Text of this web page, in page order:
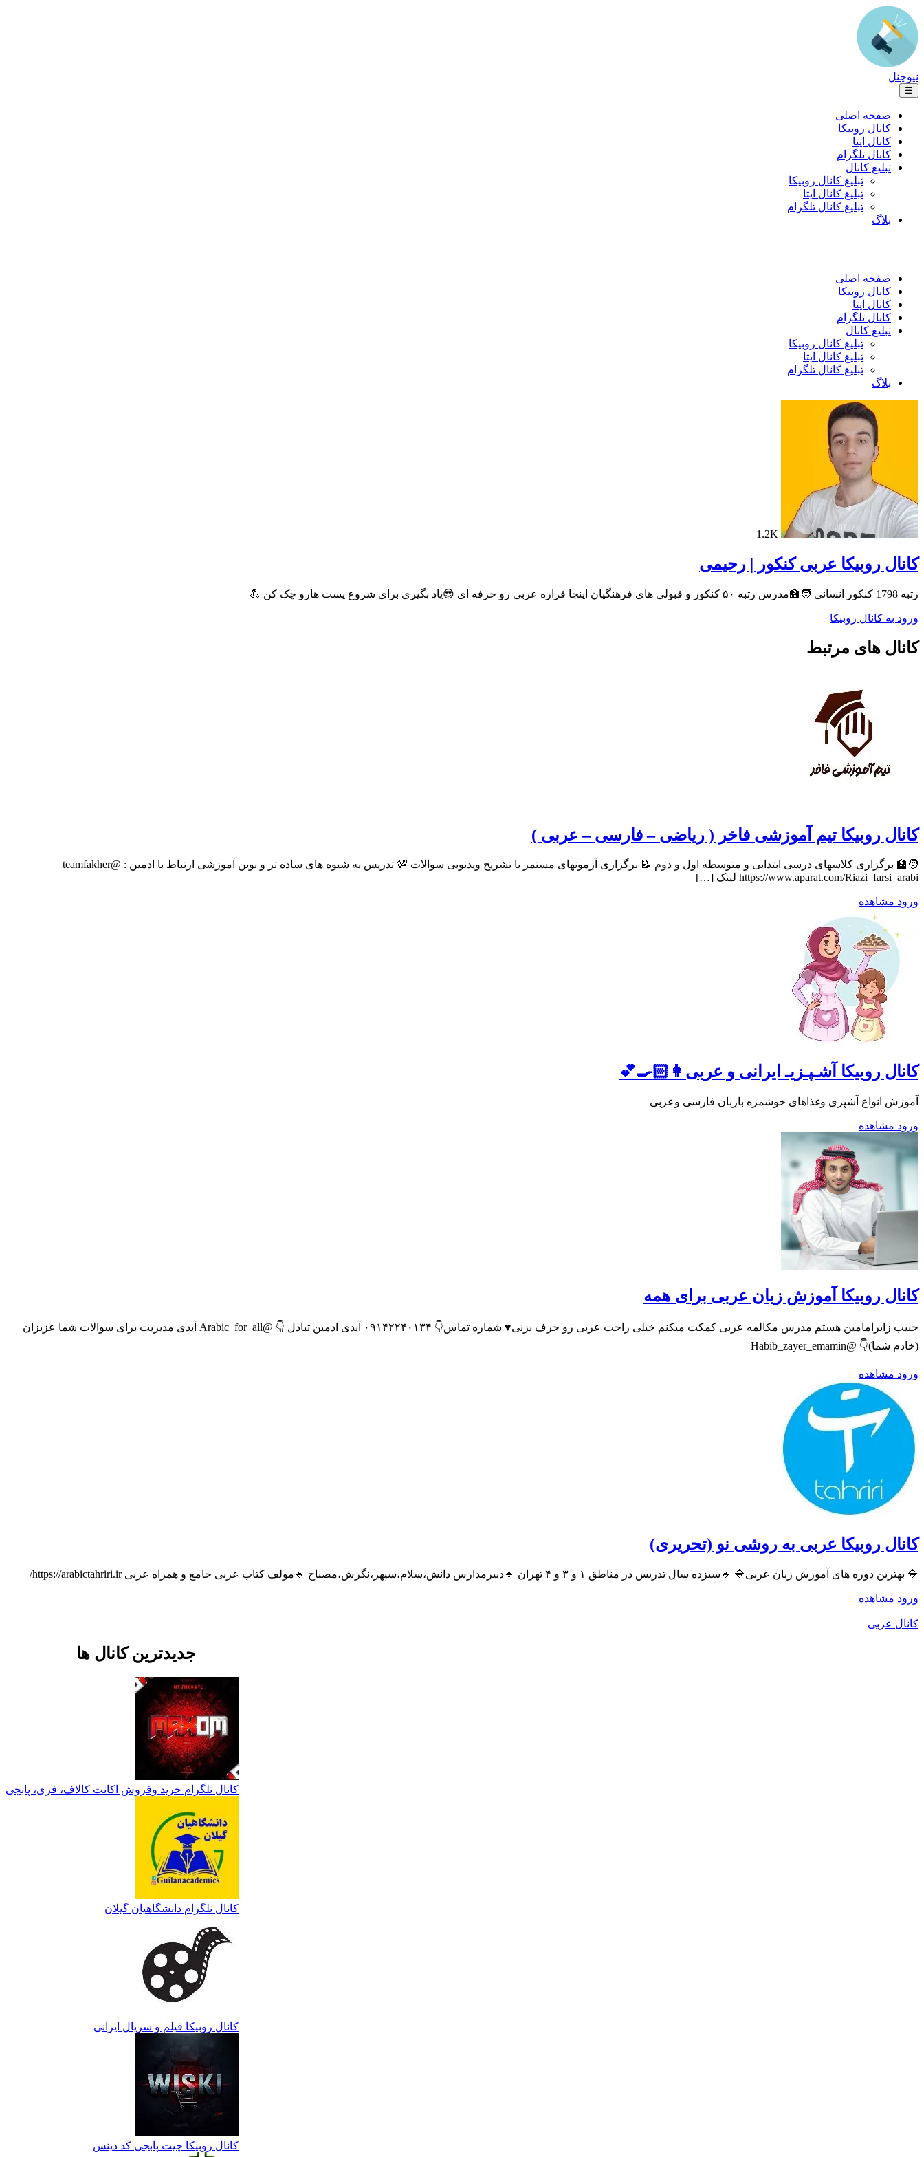
نیوچنل
☰
صفحه اصلی
کانال روبیکا
کانال ایتا
کانال تلگرام
تبلیغ کانال
تبلیغ کانال روبیکا
تبلیغ کانال ایتا
تبلیغ کانال تلگرام
بلاگ
صفحه اصلی
کانال روبیکا
کانال ایتا
کانال تلگرام
تبلیغ کانال
تبلیغ کانال روبیکا
تبلیغ کانال ایتا
تبلیغ کانال تلگرام
بلاگ
1.2K
کانال روبیکا عربی کنکور | رحیمی
رتبه 1798 کنکور انسانی 🧑‍🏫مدرس رتبه ۵۰ کنکور و قبولی های فرهنگیان اینجا قراره عربی رو حرفه ای 😎یاد بگیری برای شروع پست هارو چک کن 💪
ورود به کانال روبیکا
کانال های مرتبط
کانال روبیکا تیم آموزشی فاخر ( ریاضی – فارسی – عربی )
🧑‍🏫 برگزاری کلاسهای درسی ابتدایی و متوسطه اول و دوم 📝 برگزاری آزمونهای مستمر با تشریح ویدیویی سوالات 💯 تدریس به شیوه های ساده تر و نوین آموزشی ارتباط با ادمین : @teamfakher
https://www.aparat.com/Riazi_farsi_arabi لینک […]
ورود مشاهده
کانال روبیکا آشـپـزیـ ایرانی و عربی👩🏻‍🍳💕
آموزش انواع آشپزی وغذاهای خوشمزه بازبان فارسی وعربی
ورود مشاهده
کانال روبیکا آموزش زبان عربی برای همه
حبیب زایرامامین هستم مدرس مکالمه عربی کمکت میکنم خیلی راحت عربی رو حرف بزنی♥️ شماره تماس👇 ۰۹۱۴۲۲۴۰۱۳۴ آیدی ادمین تبادل 👇 @Arabic_for_all آیدی مدیریت برای سوالات شما عزیزان
(خادم شما)👇 @Habib_zayer_emamin
ورود مشاهده
کانال روبیکا عربی به روشی نو (تحریری)
🔷️ بهترین دوره های آموزش زبان عربی🔷️ 🔹️سیزده سال تدریس در مناطق ۱ و ۳ و ۴ تهران 🔹️دبیرمدارس دانش،سلام،سپهر،نگرش،مصباح 🔹️مولف کتاب عربی جامع و همراه عربی https://arabictahriri.ir/
ورود مشاهده
کانال عربی
جدیدترین کانال ها
کانال تلگرام خرید وفروش اکانت کالاف، فری، پابجی
کانال تلگرام دانشگاهیان گیلان
کانال روبیکا فیلم و سریال ایرانی
کانال روبیکا چیت پابجی کد دینس